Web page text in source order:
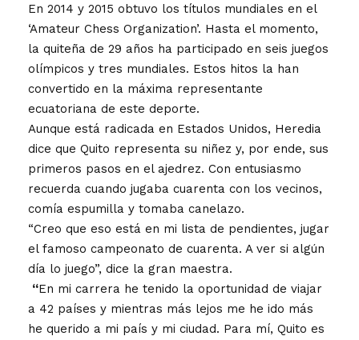
En 2014 y 2015 obtuvo los títulos mundiales en el
‘Amateur Chess Organization’. Hasta el momento,
la quiteña de 29 años ha participado en seis juegos
olímpicos y tres mundiales. Estos hitos la han
convertido en la máxima representante
ecuatoriana de este deporte.
Aunque está radicada en Estados Unidos, Heredia
dice que Quito representa su niñez y, por ende, sus
primeros pasos en el ajedrez. Con entusiasmo
recuerda cuando jugaba cuarenta con los vecinos,
comía espumilla y tomaba canelazo.
“Creo que eso está en mi lista de pendientes, jugar
el famoso campeonato de cuarenta. A ver si algún
día lo juego”, dice la gran maestra.
“En mi carrera he tenido la oportunidad de viajar
a 42 países y mientras más lejos me he ido más
he querido a mi país y mi ciudad. Para mí, Quito es